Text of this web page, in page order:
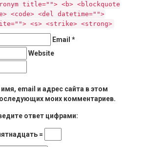
title=""> <b> <blockquote
<code> <del datetime="">
<s> <strike> <strong>
Email *
Website
email и адрес сайта в этом
моих комментариев.
ответ цифрами:
=